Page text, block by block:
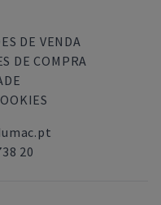
DE VENDA
DE COMPRA
20